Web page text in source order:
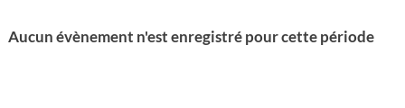
Aucun évènement n'est enregistré pour cette période